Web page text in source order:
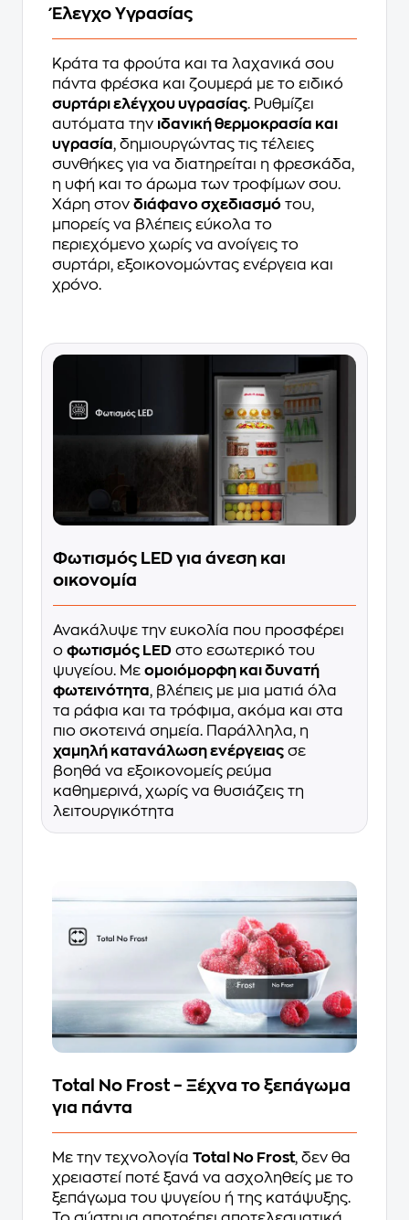
Έλεγχο Υγρασίας
Κράτα τα φρούτα και τα λαχανικά σου
πάντα φρέσκα και ζουμερά με το ειδικό
συρτάρι ελέγχου υγρασίας. Ρυθμίζει
αυτόματα την ιδανική θερμοκρασία και
υγρασία, δημιουργώντας τις τέλειες
συνθήκες για να διατηρείται η φρεσκάδα,
η υφή και το άρωμα των τροφίμων σου.
Χάρη στον διάφανο σχεδιασμό του,
μπορείς να βλέπεις εύκολα το
περιεχόμενο χωρίς να ανοίγεις το
συρτάρι, εξοικονομώντας ενέργεια και
χρόνο.
Φωτισμός LED για άνεση και
οικονομία
Ανακάλυψε την ευκολία που προσφέρει
ο φωτισμός LED στο εσωτερικό του
ψυγείου. Με ομοιόμορφη και δυνατή
φωτεινότητα, βλέπεις με μια ματιά όλα
τα ράφια και τα τρόφιμα, ακόμα και στα
πιο σκοτεινά σημεία. Παράλληλα, η
χαμηλή κατανάλωση ενέργειας σε
βοηθά να εξοικονομείς ρεύμα
καθημερινά, χωρίς να θυσιάζεις τη
λειτουργικότητα
Total No Frost – Ξέχνα το ξεπάγωμα
για πάντα
Με την τεχνολογία Total No Frost, δεν θα
χρειαστεί ποτέ ξανά να ασχοληθείς με το
ξεπάγωμα του ψυγείου ή της κατάψυξης.